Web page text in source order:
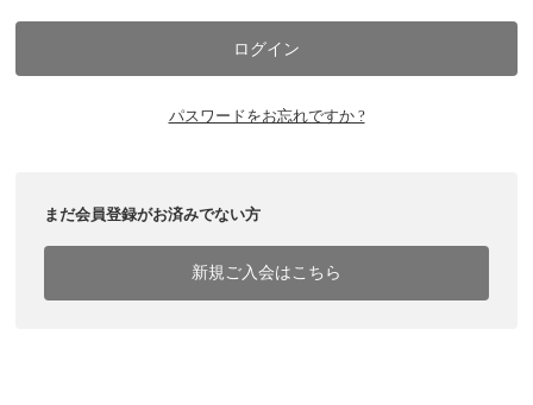
パスワードをお忘れですか ?
まだ会員登録がお済みでない方
新規ご入会はこちら